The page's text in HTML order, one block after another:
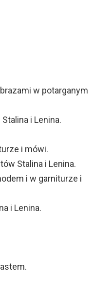
w potarganym
i Lenina.
i mówi.
Stalina i Lenina.
i w garniturze i
i Lenina.